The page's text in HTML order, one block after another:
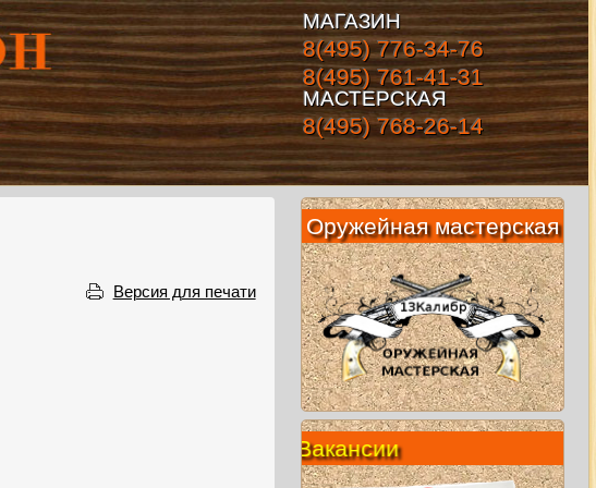
МАГАЗИН
8(495) 776-34-76
8(495) 761-41-31
МАСТЕРСКАЯ
8(495) 768-26-14
Версия для печати
Оружейная мастерская
Вакансии